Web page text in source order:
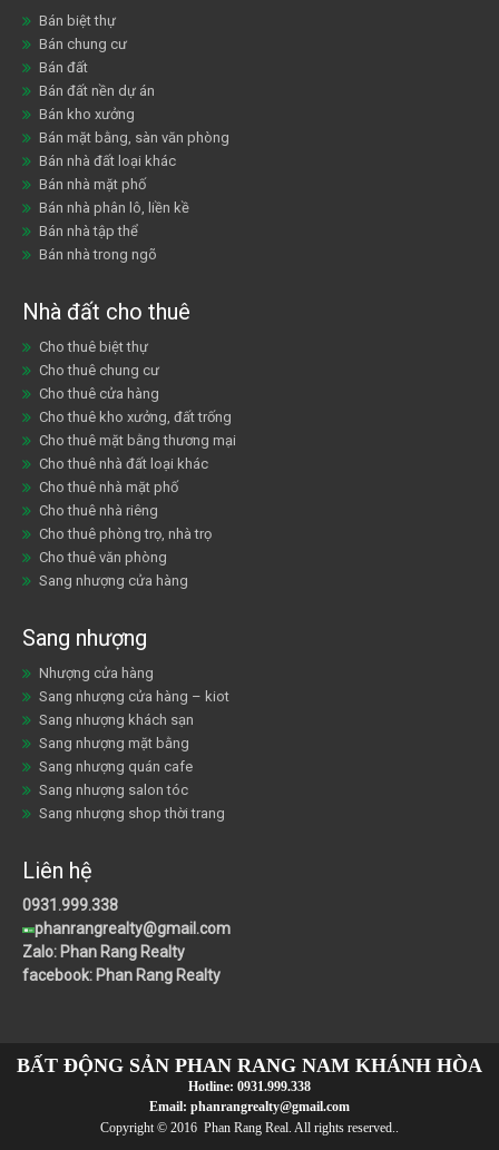
Bán biệt thự
Bán chung cư
Bán đất
Bán đất nền dự án
Bán kho xưởng
Bán mặt bằng, sàn văn phòng
Bán nhà đất loại khác
Bán nhà mặt phố
Bán nhà phân lô, liền kề
Bán nhà tập thể
Bán nhà trong ngõ
Nhà đất cho thuê
Cho thuê biệt thự
Cho thuê chung cư
Cho thuê cửa hàng
Cho thuê kho xưởng, đất trống
Cho thuê mặt bằng thương mại
Cho thuê nhà đất loại khác
Cho thuê nhà mặt phố
Cho thuê nhà riêng
Cho thuê phòng trọ, nhà trọ
Cho thuê văn phòng
Sang nhượng cửa hàng
Sang nhượng
Nhượng cửa hàng
Sang nhượng cửa hàng – kiot
Sang nhượng khách sạn
Sang nhượng mặt bằng
Sang nhượng quán cafe
Sang nhượng salon tóc
Sang nhượng shop thời trang
Liên hệ
0931.999.338
phanrangrealty@gmail.com
Zalo: Phan Rang Realty
facebook: Phan Rang Realty
BẤT ĐỘNG SẢN PHAN RANG NAM KHÁNH HÒA
Hotline: 0931.999.338
Email: phanrangrealty@gmail.com
Copyright © 2016 Phan Rang Real. All rights reserved..